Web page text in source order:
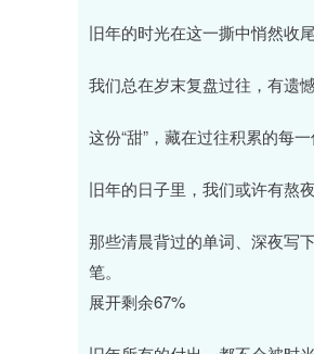
旧年的时光在这一撕中悄然收
我们总在岁末复盘过往，有遗
这份“甜”，藏在过往积累的每一
旧年的日子里，我们或许有熬
那些清晨背过的单词、深夜写
笔。
展开剩余67%